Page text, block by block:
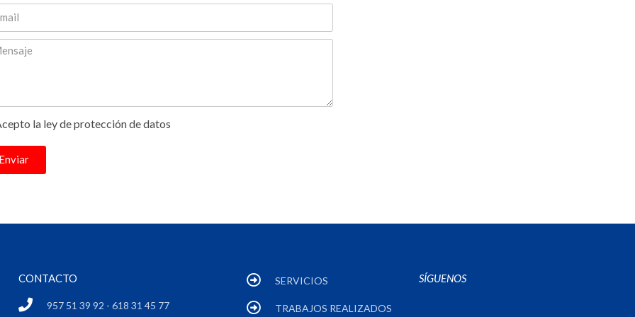
la ley de protección de datos
Enviar
CONTACTO
957 51 39 92 - 618 31 45 77
SERVICIOS
TRABAJOS REALIZADOS
SÍGUENOS